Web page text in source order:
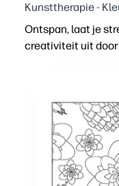
Kunsttherapie -
Ontspan, laat je
creativiteit uit door
Gewoon
Ingewikkelde
Werkt met
Steeds